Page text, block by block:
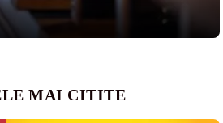
MAI CITITE